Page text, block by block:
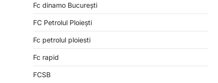
Fc dinamo București
FC Petrolul Ploiești
Fc petrolul ploiesti
Fc rapid
FCSB